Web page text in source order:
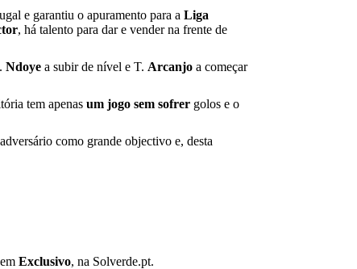
e garantiu o apuramento para aLiga
, há talento para dar e vender na frente de
Ndoye a subir de nível e T. Arcanjo a começar
tem apenasum jogo sem sofrer golos e o
como grande objectivo e, desta
emExclusivo, na Solverde.pt.